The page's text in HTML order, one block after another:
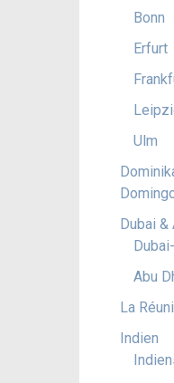
Bonn
Erfurt
Ulm
Dubai &
Abu
La
Indien